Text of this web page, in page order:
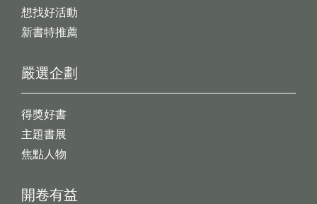
想找好活動
新書特推薦
開卷有益
嚴選企劃
得獎好書
主題書展
焦點人物